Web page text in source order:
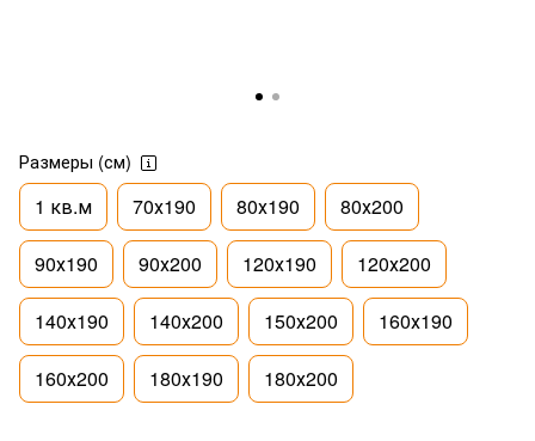
Размеры (см)
1 кв.м 70х190 80х190 80х200
90х190 90х200 120х190 120х200
140х190 140х200 150х200 160х190
160х200 180х190 180х200